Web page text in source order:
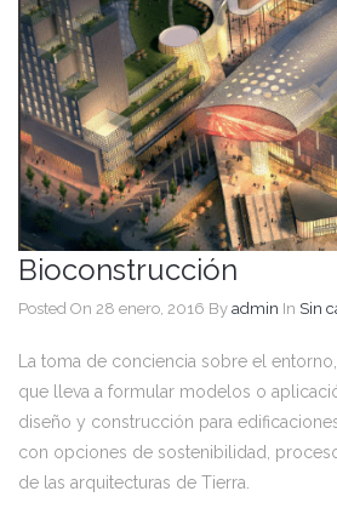
Bioconstrucción
Posted On 28 enero, 2016 By admin In Sin
La toma de conciencia sobre el
que lleva a formular modelos o
diseño y construcción para
con opciones de sostenibilidad,
de las arquitecturas de Tierra.